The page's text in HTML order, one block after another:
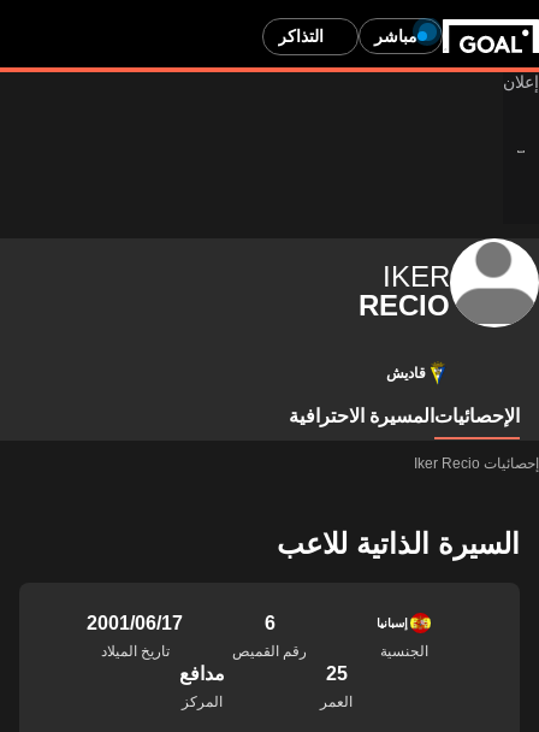
مباشر التذاكر
IKER
RECIO
قاديش
الإحصائيات المسيرة الاحترافية
إحصائيات Iker Recio
السيرة الذاتية للاعب
إسبانيا
الجنسية
6
رقم القميص
17‏/06‏/2001
تاريخ الميلاد
25
العمر
مدافع
المركز